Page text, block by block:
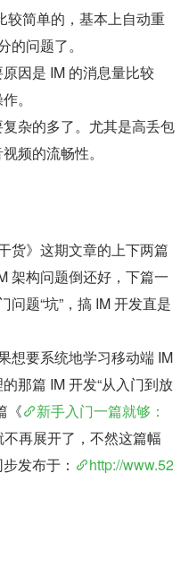
较简单的，基本上自动重
问题了。
因是 IM 的消息量比较
。
杂的多了。尤其是高丢包
频的流畅性。
货》这期文章的上下两篇
架构问题倒还好，下篇一
题“坑”，搞 IM 开发直是
想要系统地学习移动端 IM
那篇 IM 开发“从入门到放
《
新手入门一篇就够：
再展开了，不然这篇幅
发布于：
http://www.52